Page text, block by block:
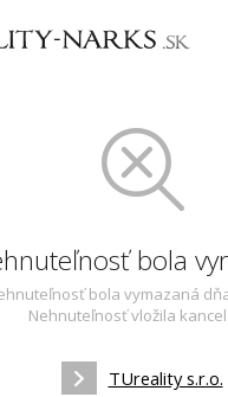
bola
bola vymazaná
Nehnuteľnosť vložila
TUreality s.r.o.